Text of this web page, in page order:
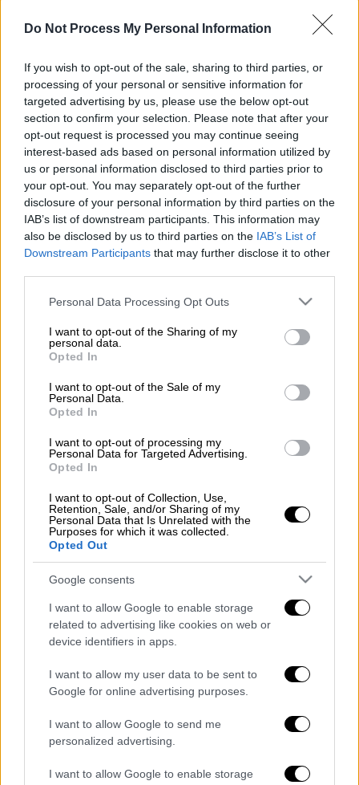
Do Not Process My Personal Information
If you wish to opt-out of the sale, sharing to third parties, or
processing of your personal or sensitive information for
targeted advertising by us, please use the below opt-out
section to confirm your selection. Please note that after your
opt-out request is processed you may continue seeing
interest-based ads based on personal information utilized by
us or personal information disclosed to third parties prior to
your opt-out. You may separately opt-out of the further
disclosure of your personal information by third parties on the
IAB’s list of downstream participants. This information may
also be disclosed by us to third parties on the IAB’s List of
Downstream Participants that may further disclose it to other
Please note that this website/app uses one or more Google
not limited to your visit or usage behaviour. You may click to
grant or deny consent to Google and its third-party tags to
use your data for below specified purposes in below Google
consent section.
Personal Data Processing Opt Outs
I want to opt-out of the Sharing of my
personal data.
Opted In
I want to opt-out of the Sale of my
Personal Data.
Opted In
I want to opt-out of processing my
Personal Data for Targeted Advertising.
Opted In
I want to opt-out of Collection, Use,
Retention, Sale, and/or Sharing of my
Personal Data that Is Unrelated with the
Purposes for which it was collected.
Opted Out
Google consents
I want to allow Google to enable storage
related to advertising like cookies on web or
device identifiers in apps.
I want to allow my user data to be sent to
Google for online advertising purposes.
I want to allow Google to send me
personalized advertising.
I want to allow Google to enable storage
ΠΡΟΕΔΡΟΥ ΤΟΥ ΣΥΡΙΖΑ-ΠΣ ΣΩΚΡΑΤΗ ΦΑΜΕΛΛΟΥ (ΣΩΤΗΡΗΣ
ΔΗΜΗΤΡΟΠΟΥΛΟΣ/EUROKINISSI)
Προσθέστε το ΕΘΝΟΣ στη Google
Τα ειλικρινή του συλλυπητήρια για το
θάνατο τουΚώστα Σημίτη,εκφράζει στην
οικογένειά του, στους συντρόφους του και
συνεργάτες του, ο πρόεδρος του ΣΥΡΙΖΑ,
Σωκράτης Φάμελλος.
ΔΙΑΒΑΣΤΕ ΕΠΙΣΗΣ
Πολιτική|05.01.2025 12:55
Πότε θα γίνει η κηδεία του πρώην
πρωθυπουργού Κώστα Σημίτη
Στο μήνυμά του αναφέρει:«ΟΚώστας
χώρα για 8 χρόνια, συνέδεσε το όνομά του με
κρίσιμες στιγμές της χώρας μας, είχε
πλούσιο κοινοβουλευτικό έργο στη
μεταπολίτευση ενώ υπήρξε θαρραλέος
αγωνιστής κατά της χούντας και αξιόλογος
πανεπιστημιακός δάσκαλος.
Για τηνΑριστερά υπήρξε πολιτικός
διαφωνίες και η κριτική μας στην πολιτική
πρωθυπουργίας του. Η πολιτική, κοινωνική
και επιστημονική του διαδρομή επηρέασε
τις εξελίξεις και τη ζωή των πολιτών.